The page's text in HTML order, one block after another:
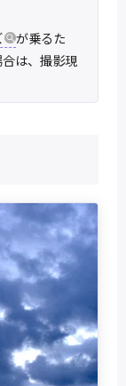
が乗るた
は、撮影現